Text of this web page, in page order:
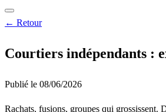
← Retour
Courtiers indépendants :
Publié le 08/06/2026
Rachats, fusions, groupes qui grossissent.